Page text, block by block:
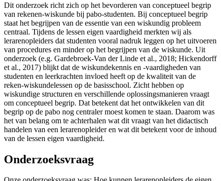
Dit onderzoek richt zich op het bevorderen van conceptueel begrip
van rekenen-wiskunde bij pabo-studenten. Bij conceptueel begrip
staat het begrijpen van de essentie van een wiskundig probleem
centraal. Tijdens de lessen eigen vaardigheid merkten wij als
lerarenopleiders dat studenten vooral nadruk leggen op het uitvoeren
van procedures en minder op het begrijpen van de wiskunde. Uit
onderzoek (e.g. Gardebroek-Van der Linde et al., 2018; Hickendorff
et al., 2017) blijkt dat de wiskundekennis en -vaardigheden van
studenten en leerkrachten invloed heeft op de kwaliteit van de
reken-wiskundelessen op de basisschool. Zicht hebben op
wiskundige structuren en verschillende oplossingsmanieren vraagt
om conceptueel begrip. Dat betekent dat het ontwikkelen van dit
begrip op de pabo nog centraler moest komen te staan. Daarom was
het van belang om te achterhalen wat dit vraagt van het didactisch
handelen van een lerarenopleider en wat dit betekent voor de inhoud
van de lessen eigen vaardigheid.
Onderzoeksvraag